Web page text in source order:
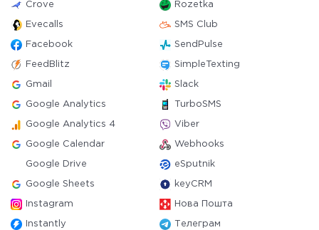
Crove Rozetka
Evecalls SMS Club
Facebook SendPulse
FeedBlitz SimpleTexting
Gmail Slack
Google Analytics TurboSMS
Google Analytics 4 Viber
Google Calendar Webhooks
Google Drive eSputnik
Google Sheets keyCRM
Instagram Нова Пошта
Instantly Телеграм